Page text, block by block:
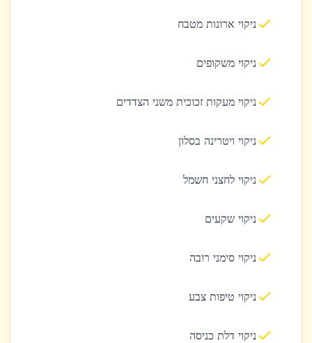
ניקוי ארונות מטבח
ניקוי משקופים
ניקוי מעקות זכוכית משני הצדדים
ניקוי ויטרינה בסלון
ניקוי לחצני חשמל
ניקוי שקעים
ניקוי סימני רובה
ניקוי טיפות צבע
ניקוי דלת כניסה